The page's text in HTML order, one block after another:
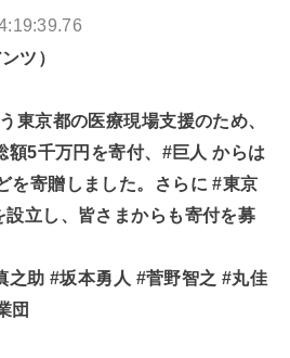
ツ）
東京都の医療現場支援のため、
額5千万円を寄付、#巨人 からは
を寄贈しました。さらに #東京
設立し、皆さまからも寄付を募
之助 #坂本勇人 #菅野智之 #丸佳
団